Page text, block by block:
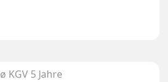
ø KGV 5 Jahre